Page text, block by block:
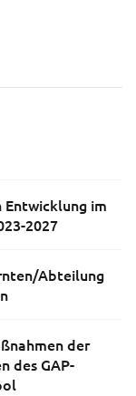
im
2027
Abteilung
der
des GAP-